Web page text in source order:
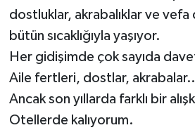
dostluklar, akrabalıklar ve vefa
bütün sıcaklığıyla yaşıyor.
Her gidişimde çok sayıda
Aile fertleri, dostlar,
Ancak son yıllarda farklı bir
Otellerde kalıyorum.